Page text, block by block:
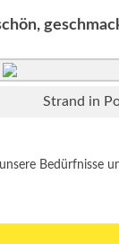
Strand in
Bedürfnisse